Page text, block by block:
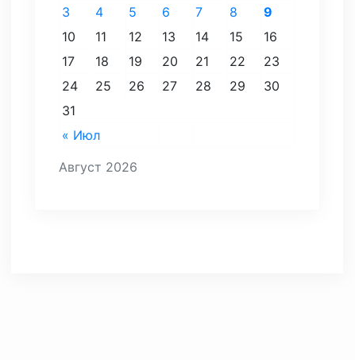
Август 2026
« Июл
3
4 5 6 7 8
9
10
11 12 13 14 15
16
17
18 19 20 21 22
23
24
25 26 27 28 29
30
31